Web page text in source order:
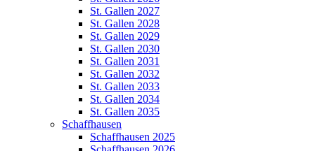
St. Gallen 2027
St. Gallen 2028
St. Gallen 2029
St. Gallen 2030
St. Gallen 2031
St. Gallen 2032
St. Gallen 2033
St. Gallen 2034
St. Gallen 2035
Schaffhausen
Schaffhausen 2025